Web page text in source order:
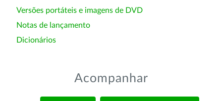
Versões portáteis e imagens de DVD
Notas de lançamento
Dicionários
Acompanhar